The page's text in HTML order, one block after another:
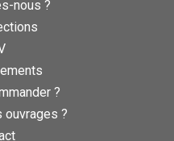
nous ?
?
ouvrages ?